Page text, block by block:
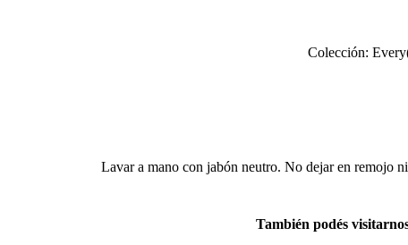
Colección:
Lavar a mano con jabón neutro. No dejar en remojo
También podés